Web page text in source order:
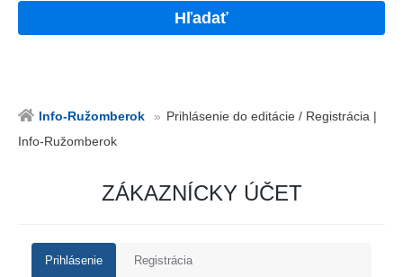
Hľadať
Info-Ružomberok
Prihlásenie do editácie / Registrácia |
Info-Ružomberok
ZÁKAZNÍCKY ÚČET
Prihlásenie Registrácia